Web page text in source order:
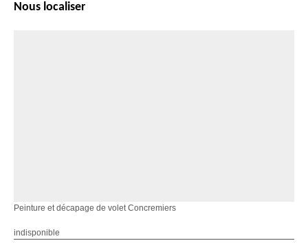
Nous localiser
Peinture et décapage de volet Concremiers
indisponible